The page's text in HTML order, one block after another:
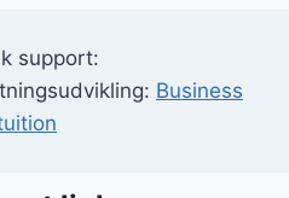
support:
Business